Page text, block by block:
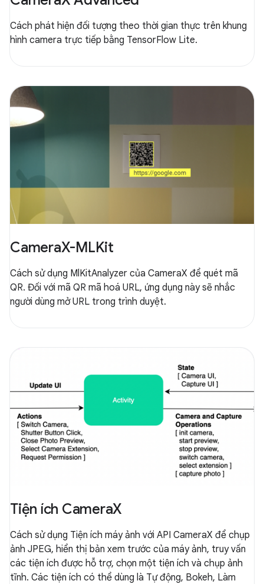
Cách phát hiện đối tượng theo thời gian thực trên khung
hình camera trực tiếp bằng TensorFlow Lite.
CameraX-MLKit
Cách sử dụng MlKitAnalyzer của CameraX để quét mã
QR. Đối với mã QR mã hoá URL, ứng dụng này sẽ nhắc
người dùng mở URL trong trình duyệt.
Tiện ích CameraX
Cách sử dụng Tiện ích máy ảnh với API CameraX để chụp
ảnh JPEG, hiển thị bản xem trước của máy ảnh, truy vấn
các tiện ích được hỗ trợ, chọn một tiện ích và chụp ảnh
tĩnh. Các tiện ích có thể dùng là Tự động, Bokeh, Làm